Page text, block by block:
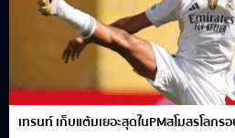
เทรนท์ เก็บแต้มเยอะสุดในPMสโมสรโลก